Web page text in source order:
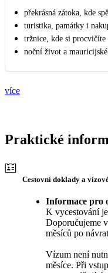
překrásná zátoka, kde
turistika, památky i
tržnice, kde si procvičíte
noční život a
více
Praktické
Cestovní doklady a
Informace pro
K vycestování
Doporučujeme
měsíců po
Vízum není
měsíce. Při